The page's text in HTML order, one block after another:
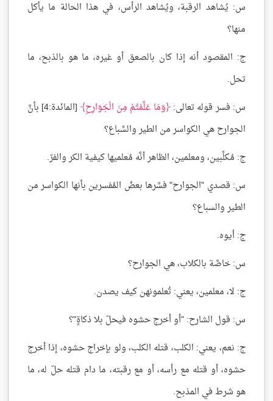
س: يُشاهد الرقبة، ويُشاهد الرأس، في هذا الحالة ما يأكل
منها؟
ج: المقصود أنه إذا كان بالصعق أو غيره، ما هو بالذبح، ما
تحل.
س: فسر قوله تعالى: وَمَا عَلَّمْتُمْ مِنَ الْجَوَارِحِ
[المائدة:4] بأنَّ
الجوارح هي الكواسر من الطير والسِّباع؟
ج: مُكلِّبين، ومعلمين، الظاهر أنَّه مُعلميها كيفية الكر والفرّ.
س: قصدي "الجوارح" فسَّرها بعضُ المُفسرين بأنها الكواسر من
الطير والسباع؟
ج: أيوه.
س: خاصَّة بالكلاب، هي الجوارح؟
ج: لا، معلمين، يعني: تُعلمونهن كيف يصدن.
س: قول الشارح: "أو أخرج حشوه فيحلّ بلا ذكاةٍ"؟
ج: نعم، يعني: الكلب، قتله الكلب، ولو بإخراج حشوه، إذا أخرج
حشوه، أو قتله مع رأسه، أو مع رقبته، ما دام قتله حلّ له، ما
هو شرط في المذبح.